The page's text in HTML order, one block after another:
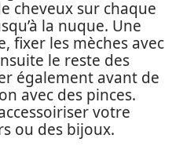
cheveux sur chaque
la nuque. Une
fixer les mèches avec
le reste des
également avant de
avec des pinces.
votre
ou des bijoux.